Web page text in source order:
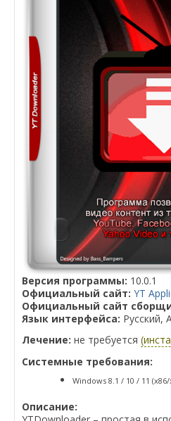
Версия программы: 10.0.1
Официальный сайт: YT
Официальный сайт
Язык интерфейса: Русский,
Лечение: не требуется
Системные требования:
Windows 8.1 / 10 / 11 (x86/
Описание: